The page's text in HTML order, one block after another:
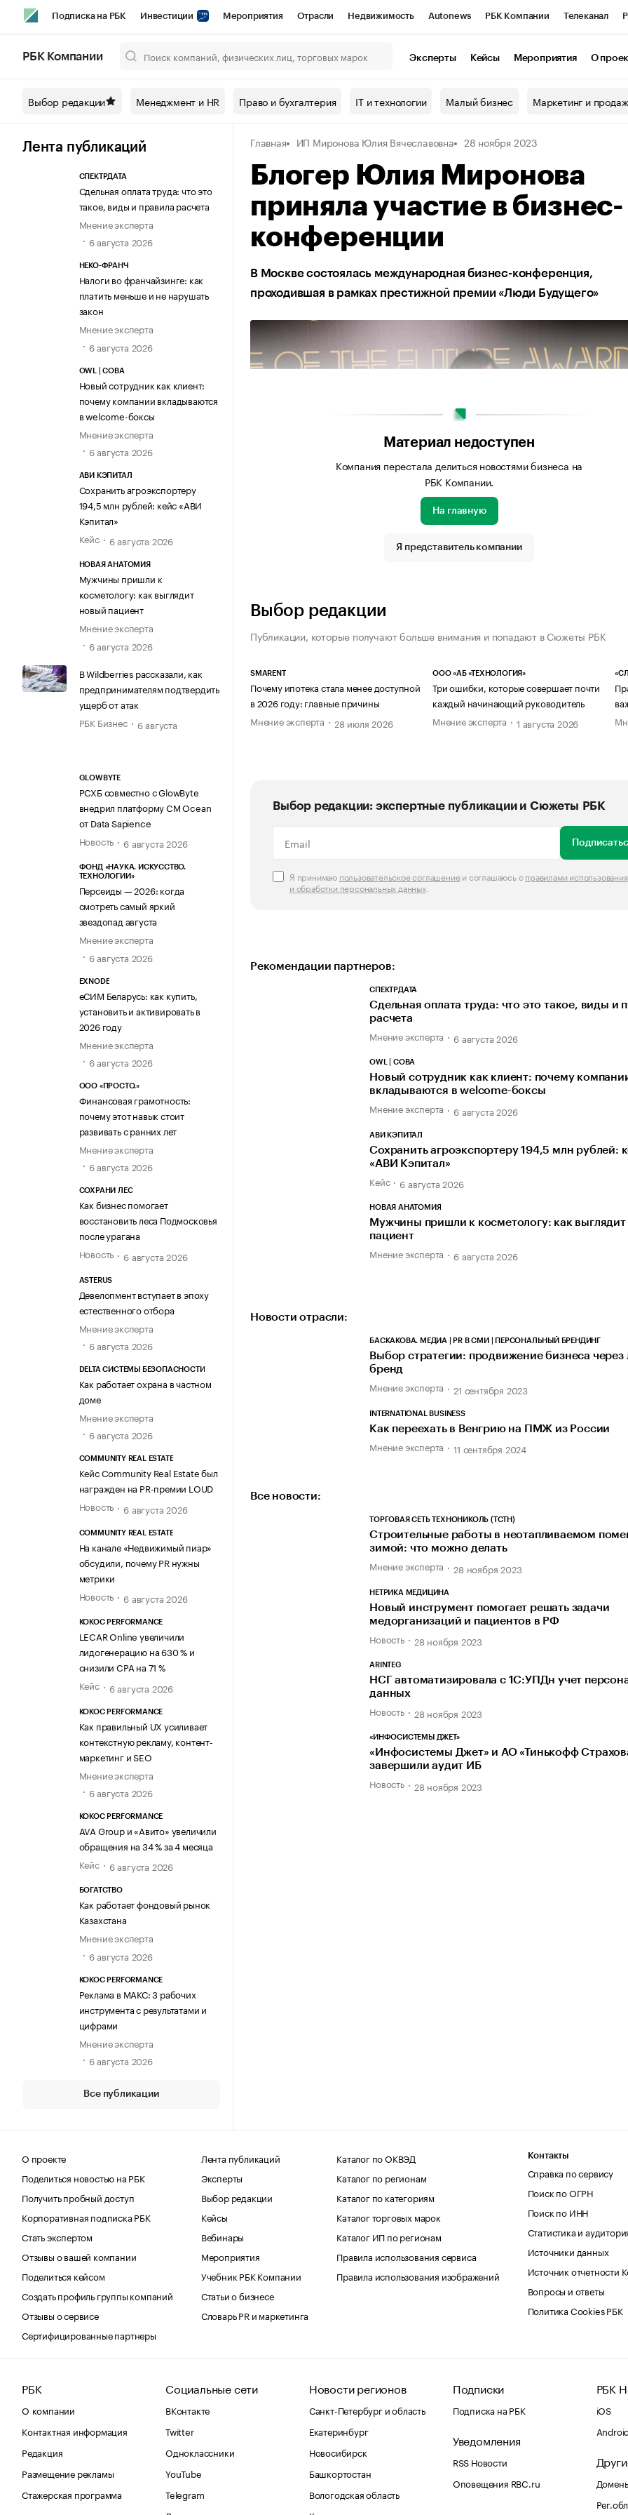
Подписка на РБК Инвестиции Мероприятия Отрасли Недвижимость Autonews РБК Компании Телеканал
Спецпроекты СПб Конференции СПб Спецпроекты Проверка контрагентов
Технологии и медиа Рынок наличной валюты
РБК Компании Эксперты Кейсы Мероприятия О
Выбор редакции Менеджмент и HR Право и бухгалтерия IT и технологии Малый бизнес Маркетинг и
Лента публикаций
СПЕКТРДАТА
Сдельная оплата труда: что это
такое, виды и правила расчета
Мнение эксперта
6 августа 2026
НЕКО-ФРАНЧ
Налоги во франчайзинге: как
платить меньше и не нарушать
закон
Мнение эксперта
6 августа 2026
OWL | СОВА
Новый сотрудник как клиент:
почему компании вкладываются
в welcome-боксы
Мнение эксперта
6 августа 2026
АВИ КЭПИТАЛ
Сохранить агроэкспортеру
194,5 млн рублей: кейс «АВИ
Кэпитал»
Кейс
6 августа 2026
НОВАЯ АНАТОМИЯ
Мужчины пришли к
косметологу: как выглядит
новый пациент
Мнение эксперта
6 августа 2026
В Wildberries рассказали, как
предпринимателям подтвердить
ущерб от атак
РБК Бизнес
6 августа
GLOWBYTE
РСХБ совместно с GlowByte
внедрил платформу CM Ocean
от Data Sapience
Новость
6 августа 2026
ФОНД «НАУКА. ИСКУССТВО.
ТЕХНОЛОГИИ»
Персеиды — 2026: когда
смотреть самый яркий
звездопад августа
Мнение эксперта
6 августа 2026
EXNODE
еСИМ Беларусь: как купить,
установить и активировать в
2026 году
Мнение эксперта
6 августа 2026
ООО «ПРОСТО.»
Финансовая грамотность:
почему этот навык стоит
развивать с ранних лет
Мнение эксперта
6 августа 2026
СОХРАНИ ЛЕС
Как бизнес помогает
восстановить леса Подмосковья
после урагана
Новость
6 августа 2026
ASTERUS
Девелопмент вступает в эпоху
естественного отбора
Мнение эксперта
6 августа 2026
DELTA СИСТЕМЫ БЕЗОПАСНОСТИ
Как работает охрана в частном
доме
Мнение эксперта
6 августа 2026
COMMUNITY REAL ESTATE
Кейс Community Real Estate был
награжден на PR-премии LOUD
Новость
6 августа 2026
COMMUNITY REAL ESTATE
На канале «Недвижимый пиар»
обсудили, почему PR нужны
метрики
Новость
6 августа 2026
KOKOC PERFORMANCE
LECAR Online увеличили
лидогенерацию на 630 % и
снизили CPA на 71 %
Кейс
6 августа 2026
KOKOC PERFORMANCE
Как правильный UX усиливает
контекстную рекламу, контент-
маркетинг и SEO
Мнение эксперта
6 августа 2026
KOKOC PERFORMANCE
AVA Group и «Авито» увеличили
обращения на 34 % за 4 месяца
Кейс
6 августа 2026
БОГАТСТВО
Как работает фондовый рынок
Казахстана
Мнение эксперта
6 августа 2026
KOKOC PERFORMANCE
Реклама в МАКС: 3 рабочих
инструмента с результатами и
цифрами
Мнение эксперта
6 августа 2026
Все публикации
Главная ИП Миронова Юлия Вячеславовна 28 ноября 2023
Блогер Юлия Миронова
приняла участие в бизнес-
конференции
В Москве состоялась международная бизнес-конференция,
проходившая в рамках престижной премии «Люди Будущего»
Материал недоступен
Компания перестала делиться новостями бизнеса на
РБК Компании.
На главную
Я представитель компании
Выбор редакции
Публикации, которые получают больше внимания и попадают в Сюжеты РБК
SMARENT
Почему ипотека стала менее доступной
в 2026 году: главные причины
Мнение эксперта
28 июля 2026
ООО «АБ «ТЕХНОЛОГИЯ»
Три ошибки, которые совершает почти
каждый начинающий руководитель
Мнение эксперта
1 августа 2026
Выбор редакции: экспертные публикации и Сюжеты РБК
Я принимаю пользовательское соглашениеи соглашаюсь с правилами использования
и обработки персональных данных.
Рекомендации партнеров:
СПЕКТРДАТА
Сдельная оплата труда: что это такое, виды и
расчета
Мнение эксперта 6 августа 2026
OWL | СОВА
Новый сотрудник как клиент: почему
вкладываются в welcome-боксы
Мнение эксперта 6 августа 2026
АВИ КЭПИТАЛ
Сохранить агроэкспортеру 194,5 млн рублей:
«АВИ Кэпитал»
Кейс 6 августа 2026
НОВАЯ АНАТОМИЯ
Мужчины пришли к косметологу: как
пациент
Мнение эксперта 6 августа 2026
Новости отрасли:
БАСКАКОВА. МЕДИА | PR В СМИ | ПЕРСОНАЛЬНЫЙ БРЕНДИНГ
Выбор стратегии: продвижение бизнеса
бренд
Мнение эксперта 21 сентября 2023
INTERNATIONAL BUSINESS
Как переехать в Венгрию на ПМЖ из России
Мнение эксперта 11 сентября 2024
Все новости:
ТОРГОВАЯ СЕТЬ ТЕХНОНИКОЛЬ (ТСТН)
Строительные работы в неотапливаемом
зимой: что можно делать
Мнение эксперта 28 ноября 2023
НЕТРИКА МЕДИЦИНА
Новый инструмент помогает решать задачи
медорганизаций и пациентов в РФ
Новость 28 ноября 2023
ARINTEG
НСГ автоматизировала с 1С:УПДн учет
данных
Новость 28 ноября 2023
«ИНФОСИСТЕМЫ ДЖЕТ»
«Инфосистемы Джет» и АО «Тинькофф
завершили аудит ИБ
Новость 28 ноября 2023
О проекте
Поделиться новостью на РБК
Получить пробный доступ
Корпоративная подписка РБК
Стать экспертом
Отзывы о вашей компании
Поделиться кейсом
Создать профиль группы компаний
Отзывы о сервисе
Сертифицированные партнеры
Лента публикаций
Эксперты
Выбор редакции
Кейсы
Вебинары
Мероприятия
Учебник РБК Компании
Статьи о бизнесе
Словарь PR и маркетинга
Каталог по ОКВЭД
Каталог по регионам
Каталог по категориям
Каталог торговых марок
Каталог ИП по регионам
Правила использования сервиса
Правила использования изображений
Контакты
Справка по сервису
Поиск по ОГРН
Поиск по ИНН
Статистика и
Источники данных
Источник отчетности
Вопросы и ответы
Политика Cookies РБК
РБК
О компании
Контактная информация
Редакция
Размещение рекламы
Стажерская программа
Социальные сети
ВКонтакте
Twitter
Одноклассники
YouTube
Telegram
Новости регионов
Санкт-Петербург и область
Екатеринбург
Новосибирск
Башкортостан
Вологодская область
Подписки
Подписка на РБК
Уведомления
RSS Новости
Оповещения RBC.ru
РБК
iOS